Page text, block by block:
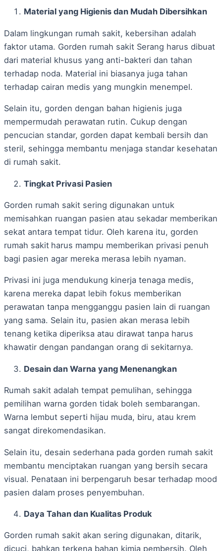
Material yang Higienis dan Mudah Dibersihkan
Dalam lingkungan rumah sakit, kebersihan adalah
faktor utama. Gorden rumah sakit Serang harus dibuat
dari material khusus yang anti-bakteri dan tahan
terhadap noda. Material ini biasanya juga tahan
terhadap cairan medis yang mungkin menempel.
Selain itu, gorden dengan bahan higienis juga
mempermudah perawatan rutin. Cukup dengan
pencucian standar, gorden dapat kembali bersih dan
steril, sehingga membantu menjaga standar kesehatan
di rumah sakit.
Tingkat Privasi Pasien
Gorden rumah sakit sering digunakan untuk
memisahkan ruangan pasien atau sekadar memberikan
sekat antara tempat tidur. Oleh karena itu, gorden
rumah sakit harus mampu memberikan privasi penuh
bagi pasien agar mereka merasa lebih nyaman.
Privasi ini juga mendukung kinerja tenaga medis,
karena mereka dapat lebih fokus memberikan
perawatan tanpa mengganggu pasien lain di ruangan
yang sama. Selain itu, pasien akan merasa lebih
tenang ketika diperiksa atau dirawat tanpa harus
khawatir dengan pandangan orang di sekitarnya.
Desain dan Warna yang Menenangkan
Rumah sakit adalah tempat pemulihan, sehingga
pemilihan warna gorden tidak boleh sembarangan.
Warna lembut seperti hijau muda, biru, atau krem
sangat direkomendasikan.
Selain itu, desain sederhana pada gorden rumah sakit
membantu menciptakan ruangan yang bersih secara
visual. Penataan ini berpengaruh besar terhadap mood
pasien dalam proses penyembuhan.
Daya Tahan dan Kualitas Produk
Gorden rumah sakit akan sering digunakan, ditarik,
dicuci, bahkan terkena bahan kimia pembersih. Oleh